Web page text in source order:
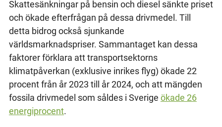
Skattesänkningar på bensin och diesel sänkte priset
och ökade efterfrågan på dessa drivmedel. Till
detta bidrog också sjunkande
världsmarknadspriser. Sammantaget kan dessa
faktorer förklara att transportsektorns
klimatpåverkan (exklusive inrikes flyg) ökade 22
procent från år 2023 till år 2024, och att mängden
fossila drivmedel som såldes i Sverige ökade 26
energiprocent.